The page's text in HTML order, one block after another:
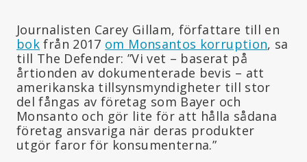
Journalisten Carey Gillam, författare till en
bok från 2017 om Monsantos korruption, sa
till The Defender: ”Vi vet – baserat på
årtionden av dokumenterade bevis – att
amerikanska tillsynsmyndigheter till stor
del fångas av företag som Bayer och
Monsanto och gör lite för att hålla sådana
företag ansvariga när deras produkter
utgör faror för konsumenterna.”